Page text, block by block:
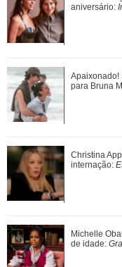
para Sasha
Desejada!
derreteram
Esperando
família de
Sasha
aniversário:
aniversário:
Apaixonado!
para Bruna
Christina
internação:
Michelle
de idade: